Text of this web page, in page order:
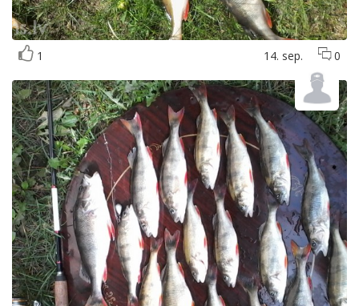
1 14. sep. 0